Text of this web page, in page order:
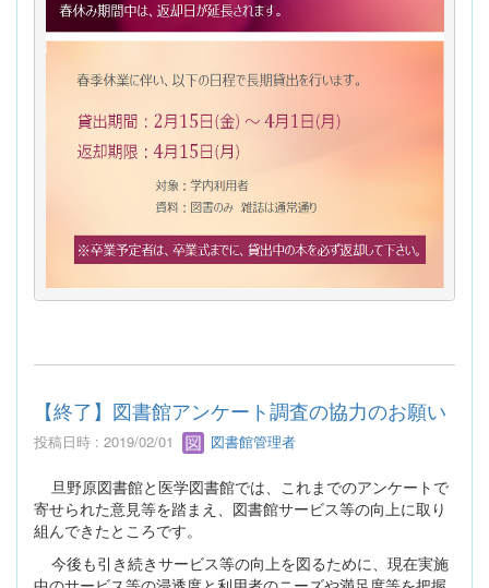
【終了】図書館アンケート調査の協力のお願い
投稿日時 : 2019/02/01 図書館管理者
旦野原図書館と医学図書館では、これまでのアンケートで
寄せられた意見等を踏まえ、図書館サービス等の向上に取り
組んできたところです。
今後も引き続きサービス等の向上を図るために、現在実施